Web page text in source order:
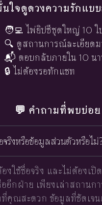
นใจดูดวงความรักแบ
🧑‍💻 ไพ่ยิปซีชุดใหญ่ 10 ใ
🔍 ดูสถานการณ์ละเอียด
📬 ตอบกลับภายใน 10 น
🔒 ไม่ต้องรอทักแชท
💬 คำถามที่พบบ่อย
ริงหรือข้อมูลส่วนตัวหรือไม่
องใช้ชื่อจริง และไม่ต้องเ
อีกฝ่าย เพียงเล่าสถานก
ที่คุณสะดวก ข้อมูลที่ชัดเจ